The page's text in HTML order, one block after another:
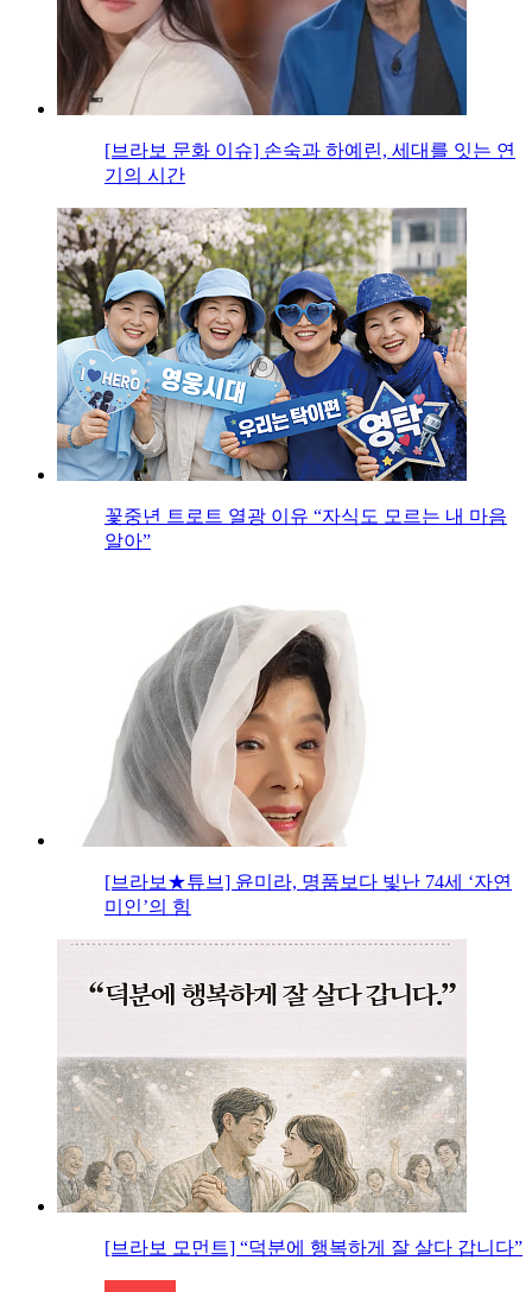
[브라보 문화 이슈] 손숙과 하예린, 세대를 잇는 연
기의 시간
꽃중년 트로트 열광 이유 “자식도 모르는 내 마음
알아”
[브라보★튜브] 윤미라, 명품보다 빛난 74세 ‘자연
미인’의 힘
[브라보 모먼트] “덕분에 행복하게 잘 살다 갑니다”